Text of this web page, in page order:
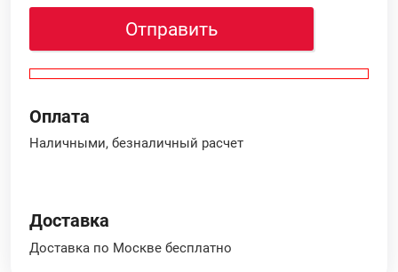
Отправить
Оплата
Наличными, безналичный расчет
Доставка
Доставка по Москве бесплатно